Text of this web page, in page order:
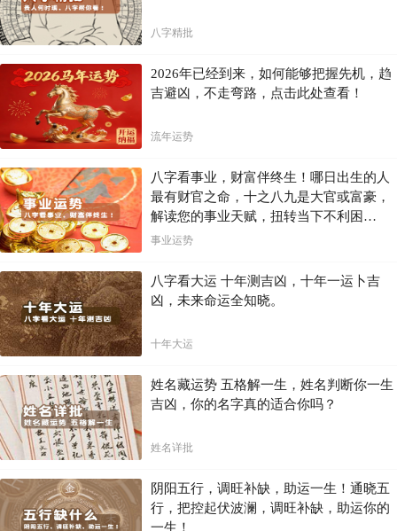
八字精批
2026年已经到来，如何能够把握先机，趋
吉避凶，不走弯路，点击此处查看！
流年运势
八字看事业，财富伴终生！哪日出生的人
最有财官之命，十之八九是大官或富豪，
解读您的事业天赋，扭转当下不利困
局！！
事业运势
八字看大运 十年测吉凶，十年一运卜吉
凶，未来命运全知晓。
十年大运
姓名藏运势 五格解一生，姓名判断你一生
吉凶，你的名字真的适合你吗？
姓名详批
阴阳五行，调旺补缺，助运一生！通晓五
行，把控起伏波澜，调旺补缺，助运你的
一生！